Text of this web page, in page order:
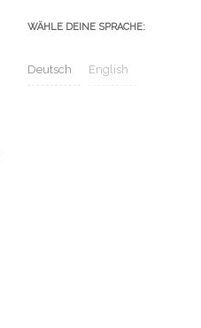
WÄHLE DEINE SPRACHE:
Deutsch English